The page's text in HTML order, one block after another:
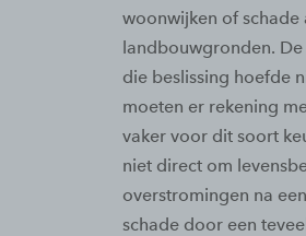
woonwijken of
landbouwgronden.
die beslissing hoefde
moeten er rekening
vaker voor dit soort
niet direct om
overstromingen na
schade door een